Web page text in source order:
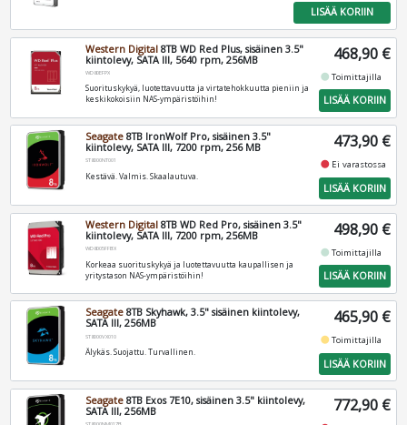
LISÄÄ KORIIN
Western Digital 8TB WD Red Plus, sisäinen 3.5"
kiintolevy, SATA III, 5640 rpm, 256MB
WD80EFPX
Suorituskykyä, luotettavuutta ja virtatehokkuutta pieniin ja
keskikokoisiin NAS-ympäristöihin!
468,90 €
fiber_manual_recordToimittajilla
LISÄÄ KORIIN
Seagate 8TB IronWolf Pro, sisäinen 3.5"
kiintolevy, SATA III, 7200 rpm, 256 MB
ST8000NT001
Kestävä. Valmis. Skaalautuva.
473,90 €
fiber_manual_record Ei varastossa
LISÄÄ KORIIN
Western Digital 8TB WD Red Pro, sisäinen 3.5"
kiintolevy, SATA III, 7200 rpm, 256MB
WD8005FFBX
Korkeaa suorituskykyä ja luotettavuutta kaupallisen ja
yritystason NAS-ympäristöihin!
498,90 €
fiber_manual_recordToimittajilla
LISÄÄ KORIIN
Seagate 8TB Skyhawk, 3.5" sisäinen kiintolevy,
SATA III, 256MB
ST8000VX010
Älykäs. Suojattu. Turvallinen.
465,90 €
fiber_manual_recordToimittajilla
LISÄÄ KORIIN
Seagate 8TB Exos 7E10, sisäinen 3.5" kiintolevy,
SATA III, 256MB
772,90 €